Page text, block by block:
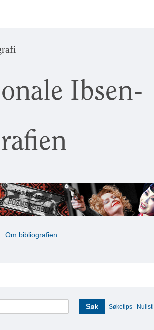
Ibsen-
Om bibliografien
Søk Søketips Nullstill